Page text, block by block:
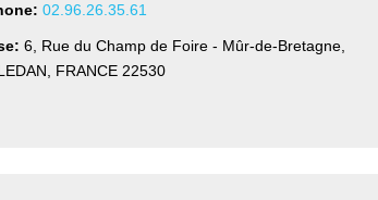
02.96.26.35.61
6, Rue du Champ de Foire - Mûr-de-Bretagne,
FRANCE 22530